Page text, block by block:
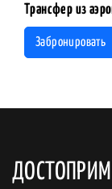
Трансфер из
Забронировать